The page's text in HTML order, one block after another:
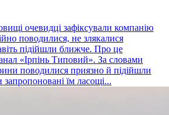
очевидці зафіксували компанію
поводилися, не злякалися
підійшли ближче. Про це
«Ірпінь Типовий». За словами
поводилися приязно й підійшли
їм ласощі...